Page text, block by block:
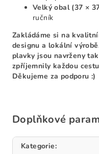
Velký obal (37 ×
ručník
Zakládáme si na
designu a lokální
plavky jsou navrženy
zpříjemnily každou
Děkujeme za podporu :)
Doplňkové
Kategorie: